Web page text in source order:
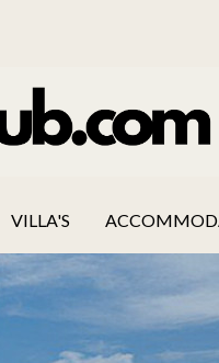
VILLA'S